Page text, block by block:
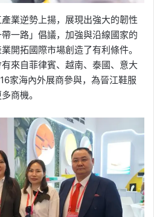
業逆勢上揚，展現出強大的韌性
一路」倡議，加強與沿線國家的
開拓國際市場創造了有利條件。
來自菲律賓、越南、泰國、意大
家海內外展商參與，為晉江鞋服
商機。